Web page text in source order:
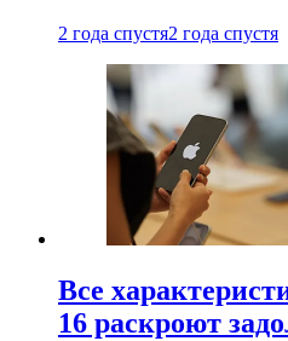
2 года спустя2 года спустя
Все
16 раскроют